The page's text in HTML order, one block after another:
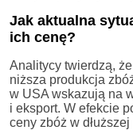
Jak aktualna
ich cenę?
Analitycy twierdzą,
niższa produkcja
w USA wskazują na
i eksport. W efekcie
ceny zbóż w